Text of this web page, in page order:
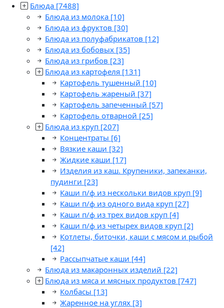
Блюда [7488]
Блюда из молока [10]
Блюда из фруктов [30]
Блюда из полуфабрикатов [12]
Блюда из бобовых [35]
Блюда из грибов [23]
Блюда из картофеля [131]
Картофель тушенный [10]
Картофель жареный [37]
Картофель запеченный [57]
Картофель отварной [25]
Блюда из круп [207]
Концентраты [6]
Вязкие каши [32]
Жидкие каши [17]
Изделия из каш. Крупеники, запеканки,
пудинги [23]
Каши п/ф из нескольки видов круп [9]
Каши п/ф из одного вида круп [27]
Каши п/ф из трех видов круп [4]
Каши п/ф из четырех видов круп [2]
Котлеты, биточки, каши с мясом и рыбой
[42]
Рассыпчатые каши [44]
Блюда из макаронных изделий [22]
Блюда из мяса и мясных продуктов [747]
Колбасы [13]
Жаренное на углях [3]